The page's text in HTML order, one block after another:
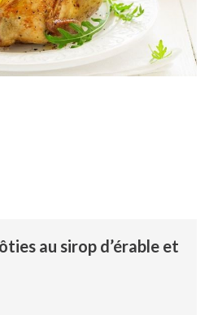
au sirop d’érable et